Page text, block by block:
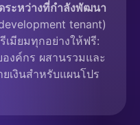
ระหว่างที่กำลังพัฒนา
tenant)
มียมทุกอย่างให้ฟรี:
องค์กร ผสานรวมและ
เงินสำหรับแผนโปร